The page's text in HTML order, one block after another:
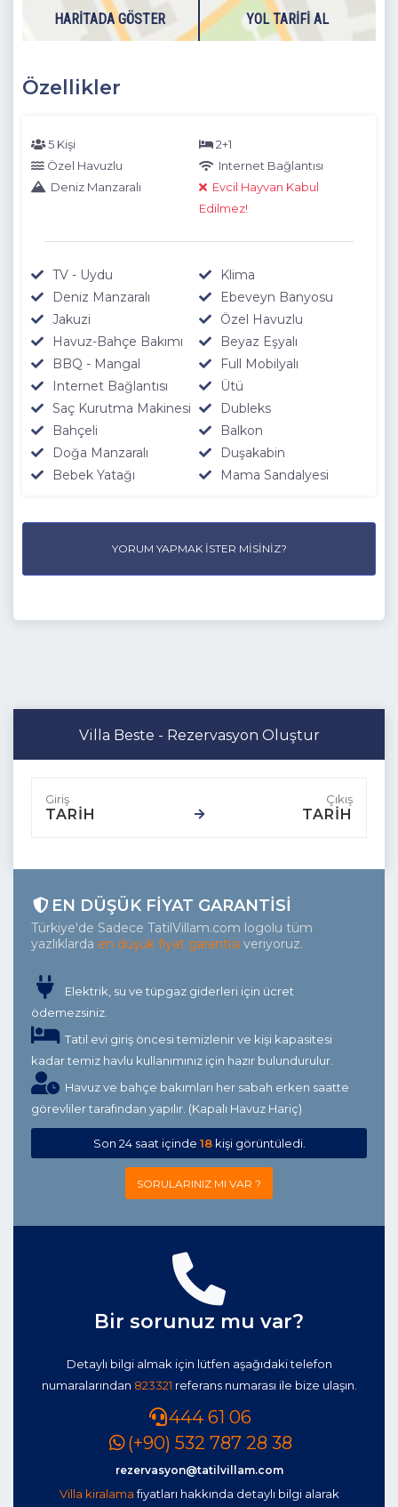
HARITADA GÖSTER YOL TARIFI AL
Özellikler
5 Kişi
2+1
Özel Havuzlu
Internet Bağlantısı
Deniz Manzaralı
Evcil Hayvan Kabul
Edilmez!
TV - Uydu
Klima
Deniz Manzaralı
Ebeveyn Banyosu
Jakuzi
Özel Havuzlu
Havuz-Bahçe Bakımı
Beyaz Eşyalı
BBQ - Mangal
Full Mobilyalı
Internet Bağlantısı
Ütü
Saç Kurutma Makinesi
Dubleks
Bahçeli
Balkon
Doğa Manzaralı
Duşakabin
Bebek Yatağı
Mama Sandalyesi
YORUM YAPMAK İSTER MISINIZ?
Villa Beste - Rezervasyon Oluştur
TARİH TARİH
EN DÜŞÜK FIYAT GARANTISI
Türkiye'de Sadece TatilVillam.com logolu tüm
yazlıklarda en düşük fiyat garantisi veriyoruz.
Elektrik, su ve tüpgaz giderleri için ücret
ödemezsiniz.
Tatil evi giriş öncesi temizlenir ve kişi kapasitesi
kadar temiz havlu kullanımınız için hazır bulundurulur.
Havuz ve bahçe bakımları her sabah erken saatte
görevliler tarafından yapılır. (Kapalı Havuz Hariç)
Son 24 saat içinde 18kişi görüntüledi.
SORULARINIZ MI VAR ?
Bir sorunuz mu var?
Detaylı bilgi almak için lütfen aşağıdaki telefon
numaralarından 823321 referans numarası ile bize ulaşın.
444 61 06
(+90) 532 787 28 38
rezervasyon@tatilvillam.com
Villa kiralamafiyatları hakkında detaylı bilgi alarak